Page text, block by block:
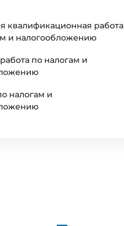
квалификационная работа
и налогообложению
по налогам и
налогам и